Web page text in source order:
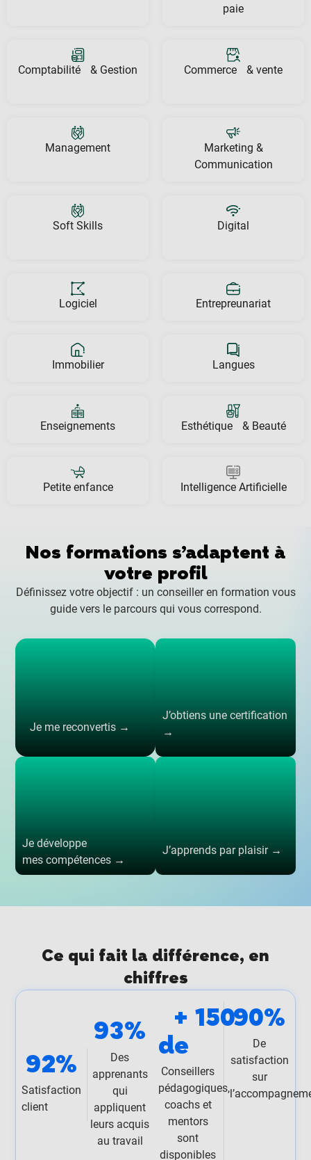
paie
Comptabilité & Gestion Commerce & vente
Management
Marketing &
Communication
Soft Skills Digital
Logiciel Entrepreunariat
Immobilier Langues
Enseignements Esthétique & Beauté
Petite enfance Intelligence Artificielle
Nos formations s’adaptent à
votre profil
Définissez votre objectif : un conseiller en formation vous
guide vers le parcours qui vous correspond.
Je me reconvertis →
J’obtiens une certification
→
Je développe
mes compétences →
J’apprends par plaisir →
Ce qui fait la différence, en
chiffres
92%
Satisfaction
client
93%
Des
apprenants
qui
appliquent
leurs acquis
au travail
+
de
150
Conseillers
pédagogiques,
coachs et
mentors
sont
disponibles
90%
De
satisfaction
sur